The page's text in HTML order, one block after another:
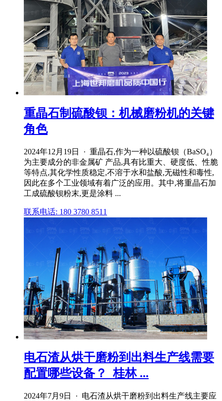
重晶石制硫酸钡：机械磨粉机的关键
角色
2024年12月19日 · 重晶石,作为一种以硫酸钡（BaSO₄）
为主要成分的非金属矿 产品,具有比重大、硬度低、性脆
等特点,其化学性质稳定,不溶于水和盐酸,无磁性和毒性,
因此在多个工业领域有着广泛的应用。其中,将重晶石加
工成硫酸钡粉末,更是涂料 ...
联系电话: 180 3780 8511
电石渣从烘干磨粉到出料生产线需要
配置哪些设备？_桂林 ...
2024年7月9日 · 电石渣从烘干磨粉到出料生产线主要应